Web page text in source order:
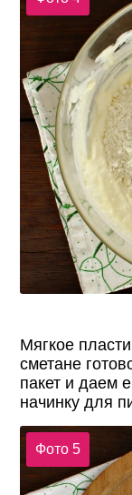
Мягкое
сметане
пакет и даем
начинку для
Фото 5